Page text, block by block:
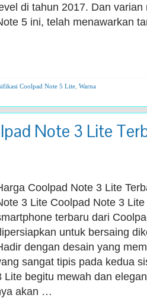
di tahun 2017. Dan
5 ini, telah menawarkan
Coolpad Note 5 Lite, Warna
Note 3 Lite
Coolpad Note 3 Lite
3 Lite Coolpad Note 3
terbaru dari
untuk bersaing
dengan desain yang
sangat tipis pada kedua
Lite begitu mewah dan
akan …